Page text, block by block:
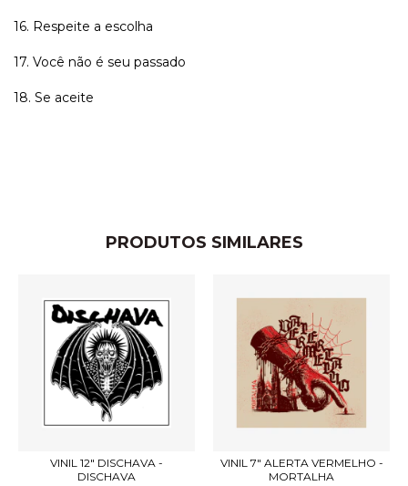
16. Respeite a escolha
17. Você não é seu passado
18. Se aceite
PRODUTOS SIMILARES
VINIL 12" DISCHAVA -
DISCHAVA
VINIL 7" ALERTA VERMELHO -
MORTALHA